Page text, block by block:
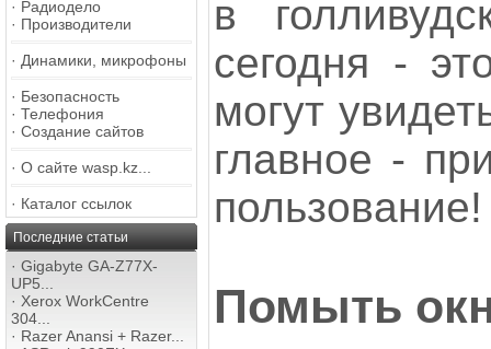
· Радиодело
· Производители
· Динамики, микрофоны
· Безопасность
· Телефония
· Создание сайтов
· О сайте wasp.kz...
· Каталог ссылок
Последние статьи
· Gigabyte GA-Z77X-
UP5...
· Xerox WorkCentre
304...
· Razer Anansi + Razer...
в
сегодня -
могут
главное -
пользование!
Помыть